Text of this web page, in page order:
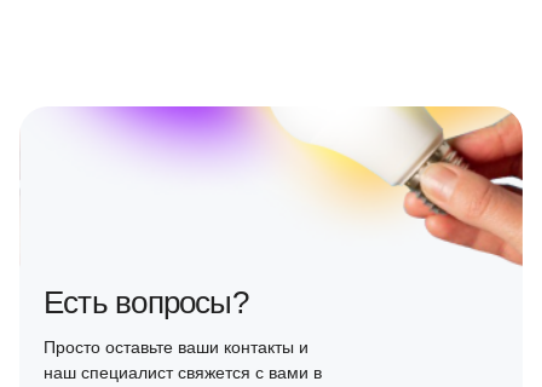
Есть вопросы?
Просто оставьте ваши контакты и
наш специалист свяжется с вами в